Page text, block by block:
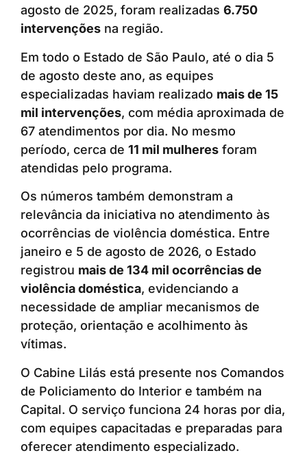
agosto de 2025, foram realizadas 6.750
intervenções na região.
Em todo o Estado de São Paulo, até o dia 5
de agosto deste ano, as equipes
especializadas haviam realizado mais de 15
mil intervenções, com média aproximada de
67 atendimentos por dia. No mesmo
período, cerca de 11 mil mulheres foram
atendidas pelo programa.
Os números também demonstram a
relevância da iniciativa no atendimento às
ocorrências de violência doméstica. Entre
janeiro e 5 de agosto de 2026, o Estado
registrou mais de 134 mil ocorrências de
violência doméstica, evidenciando a
necessidade de ampliar mecanismos de
proteção, orientação e acolhimento às
vítimas.
O Cabine Lilás está presente nos Comandos
de Policiamento do Interior e também na
Capital. O serviço funciona 24 horas por dia,
com equipes capacitadas e preparadas para
oferecer atendimento especializado.